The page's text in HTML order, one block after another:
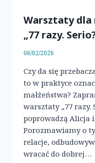
Warsztaty dla
„77 razy.
06/02/2026
Czy da się
to w praktyce
małżeństwa?
warsztaty „77 razy.
poprowadzą Alicja
Porozmawiamy o
relacje,
wracać do dobrej…